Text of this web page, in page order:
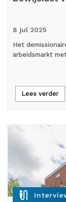
8 jul 2025
Het
arbeidsmarkt
Lees verder
mic_external_on